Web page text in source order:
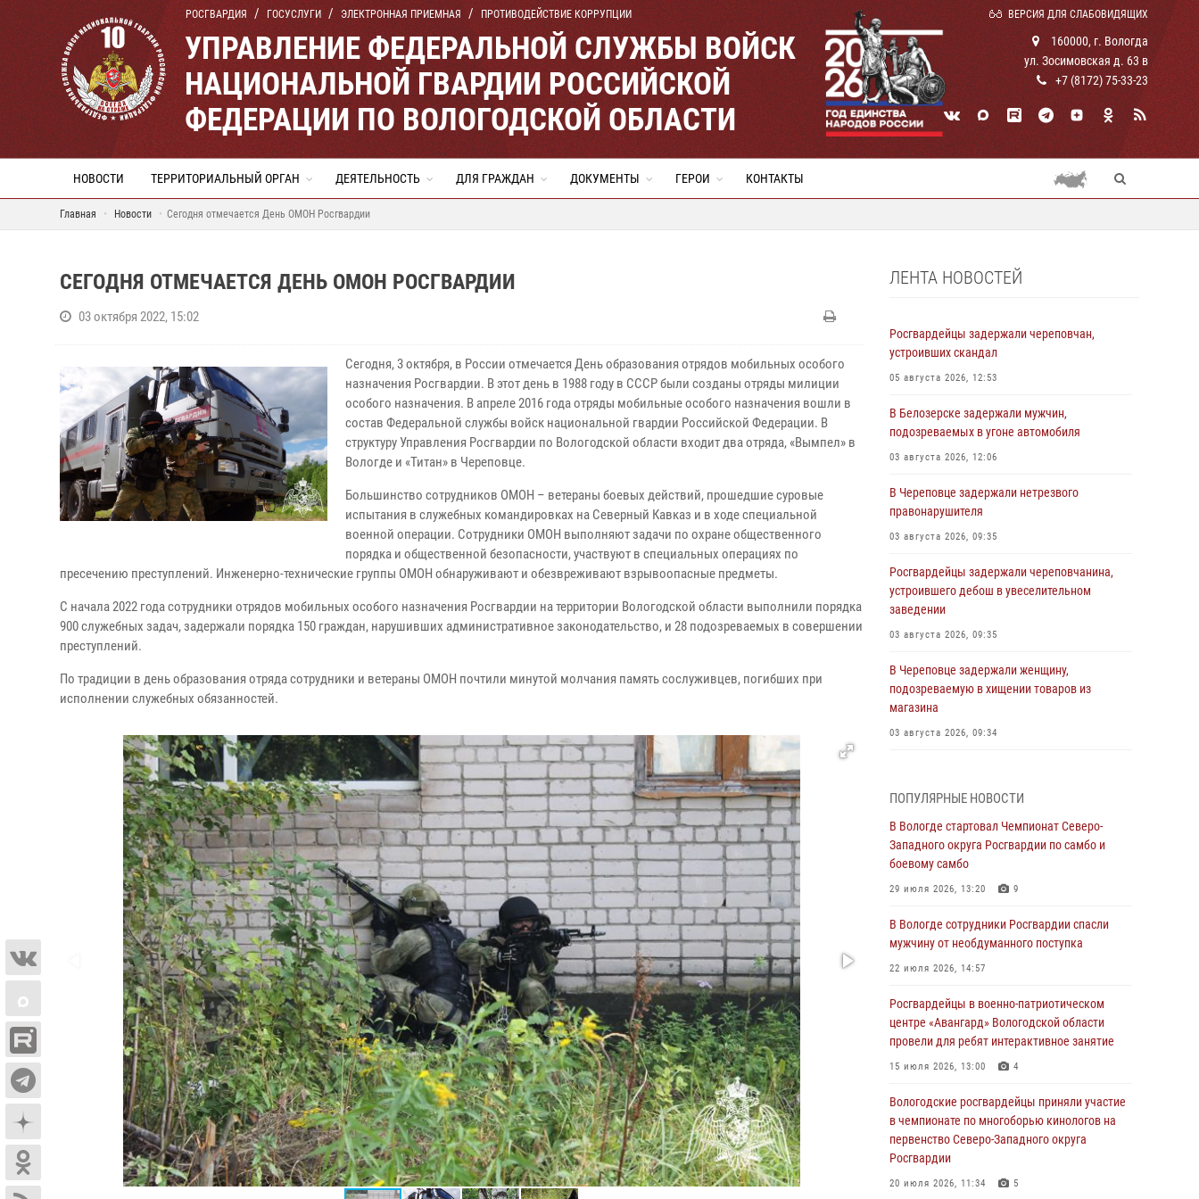
РОСГВАРДИЯ ГОСУСЛУГИ ЭЛЕКТРОННАЯ ПРИЕМНАЯ ПРОТИВОДЕЙСТВИЕ КОРРУПЦИИ ВЕРСИЯ ДЛЯ СЛАБОВИДЯЩИХ
УПРАВЛЕНИЕ ФЕДЕРАЛЬНОЙ СЛУЖБЫ ВОЙСК
НАЦИОНАЛЬНОЙ ГВАРДИИ РОССИЙСКОЙ
ФЕДЕРАЦИИ ПО ВОЛОГОДСКОЙ ОБЛАСТИ
160000, г. Вологда
ул. Зосимовская д. 63 в
+7 (8172) 75-33-23
НОВОСТИ ТЕРРИТОРИАЛЬНЫЙ ОРГАН ДЕЯТЕЛЬНОСТЬ ДЛЯ ГРАЖДАН ДОКУМЕНТЫ ГЕРОИ КОНТАКТЫ
Главная Новости Сегодня отмечается День ОМОН Росгвардии
СЕГОДНЯ ОТМЕЧАЕТСЯ ДЕНЬ ОМОН РОСГВАРДИИ
03 октября 2022, 15:02
Сегодня, 3 октября, в России отмечается День образования отрядов мобильных особого
назначения Росгвардии. В этот день в 1988 году в СССР были созданы отряды милиции
особого назначения. В апреле 2016 года отряды мобильные особого назначения вошли в
состав Федеральной службы войск национальной гвардии Российской Федерации. В
структуру Управления Росгвардии по Вологодской области входит два отряда, «Вымпел» в
Вологде и «Титан» в Череповце.
Большинство сотрудников ОМОН – ветераны боевых действий, прошедшие суровые
испытания в служебных командировках на Северный Кавказ и в ходе специальной
военной операции. Сотрудники ОМОН выполняют задачи по охране общественного
порядка и общественной безопасности, участвуют в специальных операциях по
пресечению преступлений. Инженерно-технические группы ОМОН обнаруживают и обезвреживают взрывоопасные предметы.
С начала 2022 года сотрудники отрядов мобильных особого назначения Росгвардии на территории Вологодской области выполнили порядка
900 служебных задач, задержали порядка 150 граждан, нарушивших административное законодательство, и 28 подозреваемых в совершении
преступлений.
По традиции в день образования отряда сотрудники и ветераны ОМОН почтили минутой молчания память сослуживцев, погибших при
исполнении служебных обязанностей.
ЛЕНТА НОВОСТЕЙ
Росгвардейцы задержали череповчан,
устроивших скандал
05 августа 2026, 12:53
В Белозерске задержали мужчин,
подозреваемых в угоне автомобиля
03 августа 2026, 12:06
В Череповце задержали нетрезвого
правонарушителя
03 августа 2026, 09:35
Росгвардейцы задержали череповчанина,
устроившего дебош в увеселительном
заведении
03 августа 2026, 09:35
В Череповце задержали женщину,
подозреваемую в хищении товаров из
магазина
03 августа 2026, 09:34
округа Росгвардии по спортивному и боевому
самбо
03 августа 2026, 08:54 8 1
ЗА МИНУВШУЮ НЕДЕЛЮ СОТРУДНИКАМИ
В ВОЛОГОДСКОЙ ОБЛАСТИ ЗАДЕРЖАНО 23
ПРАВОНАРУШИТЕЛЯ
02 августа 2026, 10:37
Росгвардейцы в г. Соколе задержали
несовершеннолетнего нарушителя
на питбайке
31 июля 2026, 06:43
В Вологде стартовал Чемпионат Северо-
Западного округа Росгвардии по самбо и
боевому самбо
29 июля 2026, 13:20
ПОПУЛЯРНЫЕ НОВОСТИ
В Вологде стартовал Чемпионат Северо-
Западного округа Росгвардии по самбо и
боевому самбо
29 июля 2026, 13:20 9
В Вологде сотрудники Росгвардии спасли
мужчину от необдуманного поступка
22 июля 2026, 14:57
Росгвардейцы в военно-патриотическом
центре «Авангард» Вологодской области
провели для ребят интерактивное занятие
15 июля 2026, 13:00 4
Вологодские росгвардейцы приняли участие
в чемпионате по многоборью кинологов на
первенство Северо-Западного округа
Росгвардии
20 июля 2026, 11:34 5